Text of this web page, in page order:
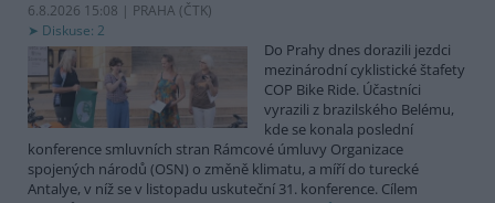
6.8.2026 15:08 | PRAHA (ČTK)
Diskuse: 2
Do Prahy dnes dorazili jezdci
mezinárodní cyklistické štafety
COP Bike Ride. Účastníci
vyrazili z brazilského Belému,
kde se konala poslední
konference smluvních stran Rámcové úmluvy Organizace
spojených národů (OSN) o změně klimatu, a míří do turecké
Antalye, v níž se v listopadu uskuteční 31. konference. Cílem